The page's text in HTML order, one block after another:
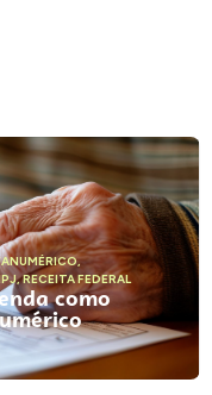
,
,RECEITA FEDERAL
como